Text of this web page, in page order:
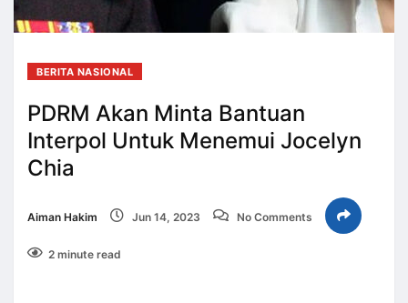
BERITA NASIONAL
PDRM Akan Minta Bantuan
Interpol Untuk Menemui Jocelyn
Chia
Aiman Hakim Jun 14, 2023 No Comments
2 minute read